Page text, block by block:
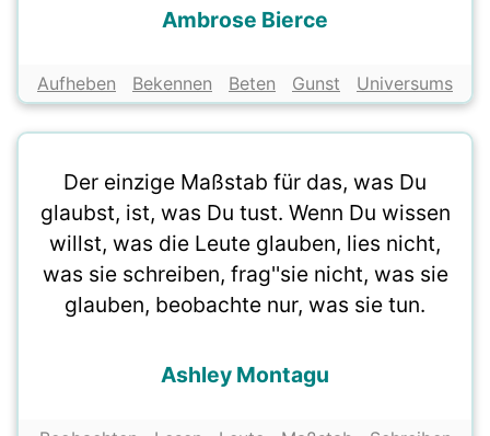
Ambrose Bierce
Aufheben Bekennen Beten Gunst Universums
Der einzige Maßstab für das, was Du
glaubst, ist, was Du tust. Wenn Du wissen
willst, was die Leute glauben, lies nicht,
was sie schreiben, frag''sie nicht, was sie
glauben, beobachte nur, was sie tun.
Ashley Montagu